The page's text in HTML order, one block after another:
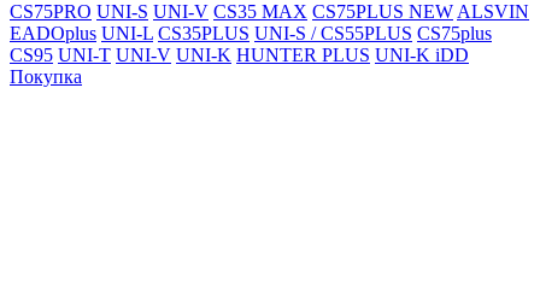
CS75PRO UNI-S UNI-V CS35 MAX CS75PLUS NEW ALSVIN
EADOplus UNI-L CS35PLUS UNI-S / CS55PLUS CS75plus
CS95 UNI-T UNI-V UNI-K HUNTER PLUS UNI-K iDD
Покупка